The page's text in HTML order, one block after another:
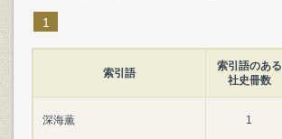
1
索引語
索引語のある
社史冊数
深海薫 1